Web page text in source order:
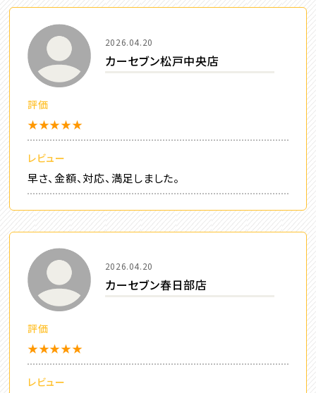
2026.04.20
カーセブン松戸中央店
評価
★★★★★
レビュー
早さ、金額、対応、満足しました。
2026.04.20
カーセブン春日部店
評価
★★★★★
レビュー